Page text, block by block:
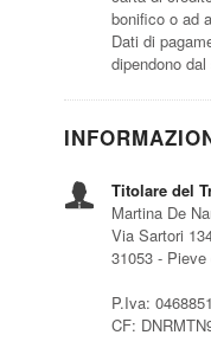
bonifico o ad
Dati di
dipendono
Titolare del
Martina De
Via Sartori
31053 -
P.Iva:
CF: